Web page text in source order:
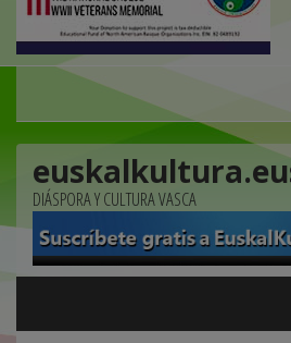
DIÁSPORA Y CULTURA VASCA